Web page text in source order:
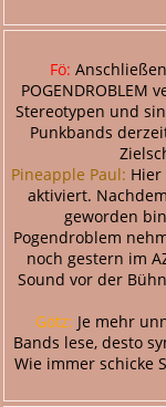
Fö:
Stereotypen und
Punkbands
Pineapple Paul:
aktiviert.
geworden
Pogendroblem
noch gestern im
Sound vor der
Götz: Je mehr
Bands lese, desto
Wie immer schicke